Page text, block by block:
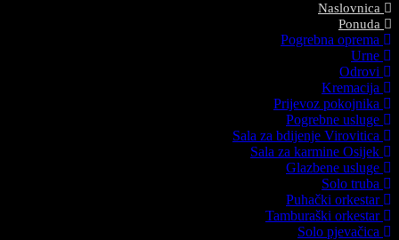
Naslovnica
Ponuda
Pogrebna oprema
Urne
Odrovi
Kremacija
Prijevoz pokojnika
Pogrebne usluge
Sala za bdijenje Virovitica
Sala za karmine Osijek
Glazbene usluge
Solo truba
Puhački orkestar
Tamburaški orkestar
Solo pjevačica